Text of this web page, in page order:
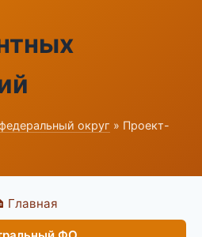
округ » Проект-
Главная